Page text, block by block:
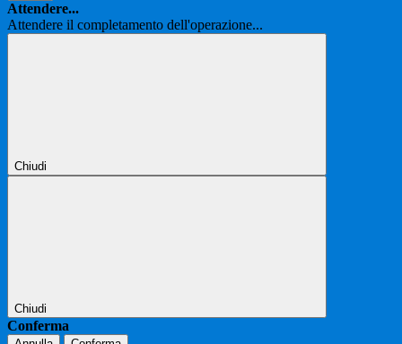
Attendere...
Attendere il completamento dell'operazione...
Chiudi
Chiudi
Conferma